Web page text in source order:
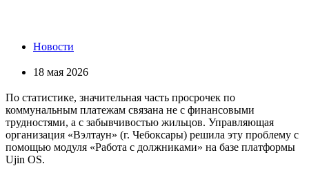
Новости
18 мая 2026
По статистике, значительная часть просрочек по
коммунальным платежам связана не с финансовыми
трудностями, а с забывчивостью жильцов. Управляющая
организация «Вэлтаун» (г. Чебоксары) решила эту проблему с
помощью модуля «Работа с должниками» на базе платформы
Ujin OS.